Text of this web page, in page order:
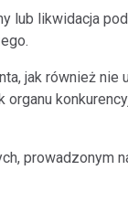
lub likwidacja
jak również nie
prowadzonym